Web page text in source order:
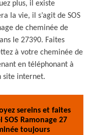
plus, il existe
la vie, il s’agit de SOS
de cheminée de
le 27390. Faites
à votre cheminée de
en téléphonant à
site internet.
sereins et faites
Ramonage 27
toujours